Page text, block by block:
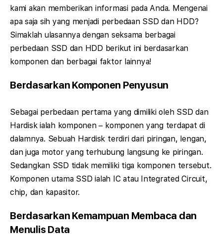
kami akan memberikan informasi pada Anda. Mengenai
apa saja sih yang menjadi perbedaan SSD dan HDD?
Simaklah ulasannya dengan seksama berbagai
perbedaan SSD dan HDD berikut ini berdasarkan
komponen dan berbagai faktor lainnya!
Berdasarkan Komponen Penyusun
Sebagai perbedaan pertama yang dimiliki oleh SSD dan
Hardisk ialah komponen – komponen yang terdapat di
dalamnya. Sebuah Hardisk terdiri dari piringan, lengan,
dan juga motor yang terhubung langsung ke piringan.
Sedangkan SSD tidak memiliki tiga komponen tersebut.
Komponen utama SSD ialah IC atau Integrated Circuit,
chip, dan kapasitor.
Berdasarkan Kemampuan Membaca dan
Menulis Data